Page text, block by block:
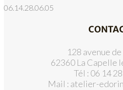
06.14.28.06.05
128 avenue
62360 La Capelle
Tél : 06 14
Mail : atelier-